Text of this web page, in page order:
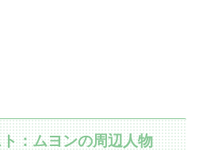
：ムヨンの周辺人物